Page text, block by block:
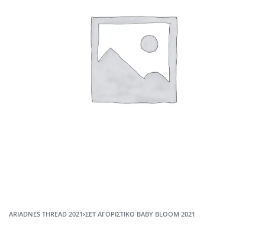
ARIADNES THREAD 2021›ΣΈΤ ΑΓΟΡΊΣΤΙΚΟ BABY BLOOM 2021